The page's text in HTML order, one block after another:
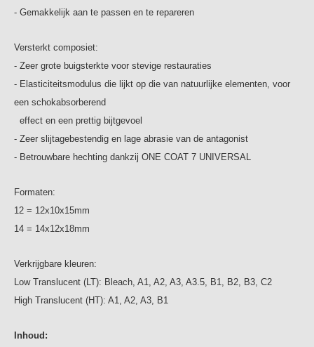
- Gemakkelijk aan te passen en te repareren
Versterkt composiet:
- Zeer grote buigsterkte voor stevige restauraties
- Elasticiteitsmodulus die lijkt op die van natuurlijke elementen, voor
een schokabsorberend
effect en een prettig bijtgevoel
- Zeer slijtagebestendig en lage abrasie van de antagonist
- Betrouwbare hechting dankzij ONE COAT 7 UNIVERSAL
Formaten:
12 = 12x10x15mm
14 = 14x12x18mm
Verkrijgbare kleuren:
Low Translucent (LT): Bleach, A1, A2, A3, A3.5, B1, B2, B3, C2
High Translucent (HT): A1, A2, A3, B1
Inhoud: